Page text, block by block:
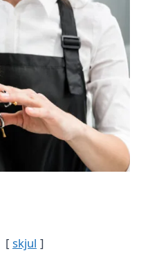
skjul